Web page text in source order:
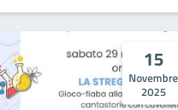
15
Novembre
2025